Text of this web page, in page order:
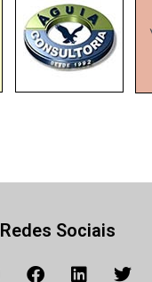
Redes Sociais